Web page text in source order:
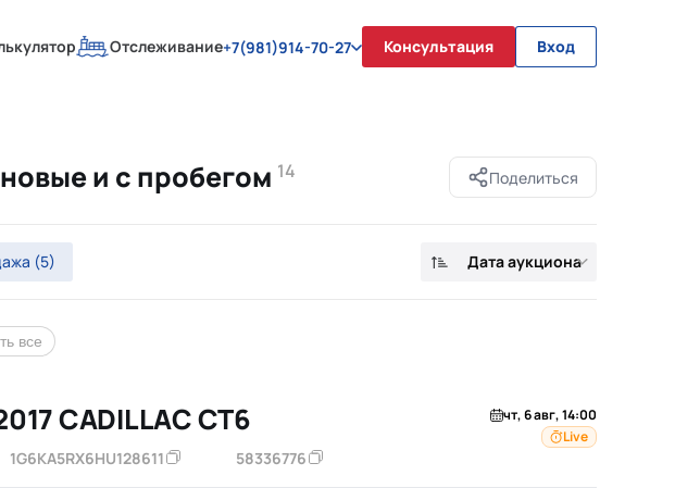
Отслеживание+7(981)914-70-27 Консультация Вход
и с пробегом 14 Поделиться
Дата аукциона
(5)
все
CADILLAC CT6
1G6KA5RX6HU128611 58336776
чт, 6 авг, 14:00
Live